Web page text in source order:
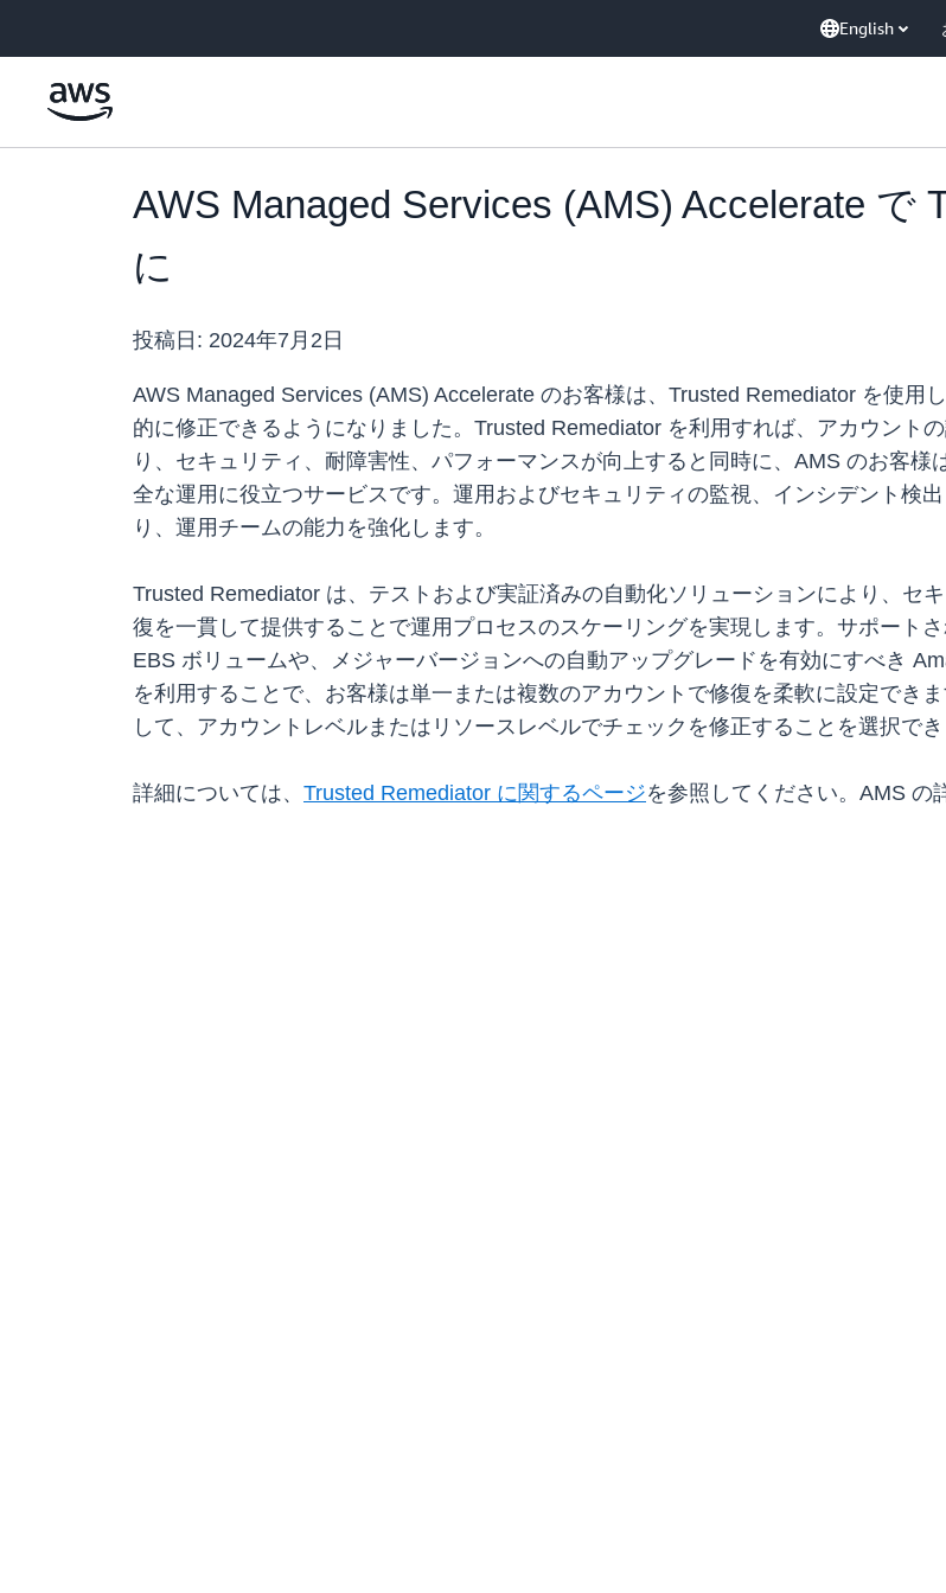
English
AWS Managed Services (AMS) Accelerate で
に
投稿日: 2024年7月2日
AWS Managed Services (AMS) Accelerate のお客様は、Trusted Remediator を使用
的に修正できるようになりました。Trusted Remediator を利用すれば、アカウント
り、セキュリティ、耐障害性、パフォーマンスが向上すると同時に、AMS のお客
全な運用に役立つサービスです。運用およびセキュリティの監視、インシデント検
り、運用チームの能力を強化します。
Trusted Remediator は、テストおよび実証済みの自動化ソリューションにより、セ
復を一貫して提供することで運用プロセスのスケーリングを実現します。サポート
EBS ボリュームや、メジャーバージョンへの自動アップグレードを有効にすべき
を利用することで、お客様は単一または複数のアカウントで修復を柔軟に設定でき
して、アカウントレベルまたはリソースレベルでチェックを修正することを選択でき
詳細については、 Trusted Remediator に関するページを参照してください。AMS の